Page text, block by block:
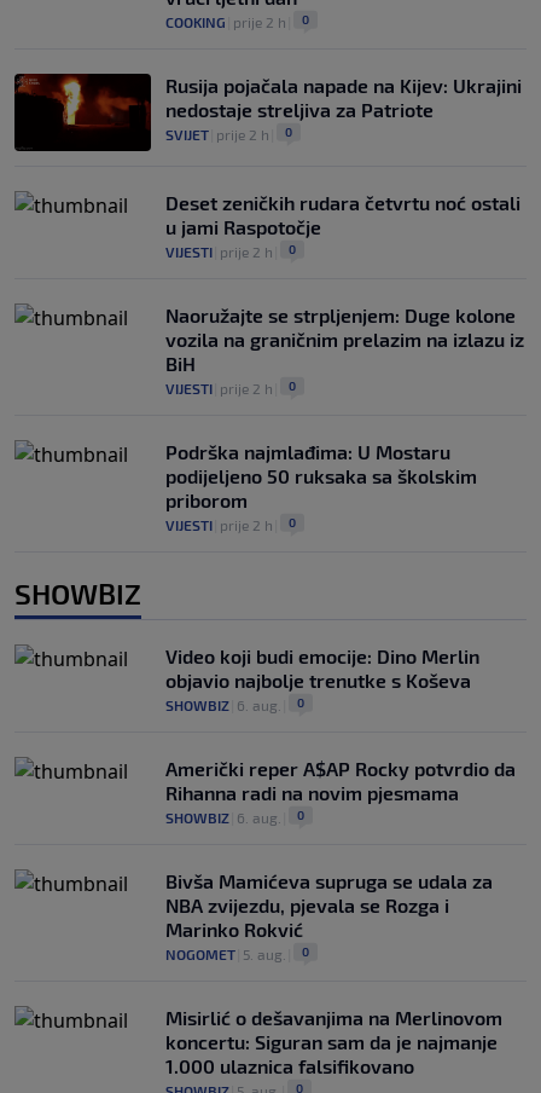
COOKING prije 2 h 0
Rusija pojačala napade na Kijev: Ukrajini
nedostaje streljiva za Patriote
SVIJET prije 2 h 0
Deset zeničkih rudara četvrtu noć ostali
u jami Raspotočje
VIJESTI prije 2 h 0
Naoružajte se strpljenjem: Duge kolone
vozila na graničnim prelazim na izlazu iz
BiH
VIJESTI prije 2 h 0
Podrška najmlađima: U Mostaru
podijeljeno 50 ruksaka sa školskim
priborom
VIJESTI prije 2 h 0
SHOWBIZ
Video koji budi emocije: Dino Merlin
objavio najbolje trenutke s Koševa
SHOWBIZ 6. aug. 0
Američki reper A$AP Rocky potvrdio da
Rihanna radi na novim pjesmama
SHOWBIZ 6. aug. 0
Bivša Mamićeva supruga se udala za
NBA zvijezdu, pjevala se Rozga i
Marinko Rokvić
NOGOMET 5. aug. 0
Misirlić o dešavanjima na Merlinovom
koncertu: Siguran sam da je najmanje
1.000 ulaznica falsifikovano
0